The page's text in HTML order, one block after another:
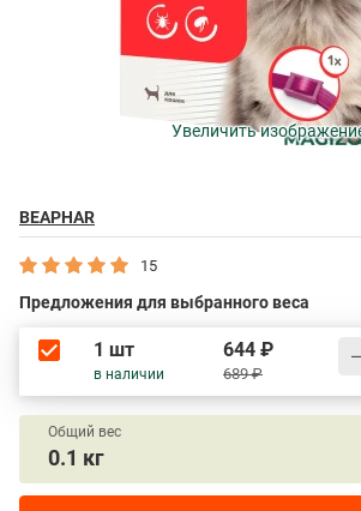
BEAPHAR
Увеличить
15
Предложения для выбранного веса
1 шт
в наличии
644 ₽
689 ₽
Общий вес
0.1 кг